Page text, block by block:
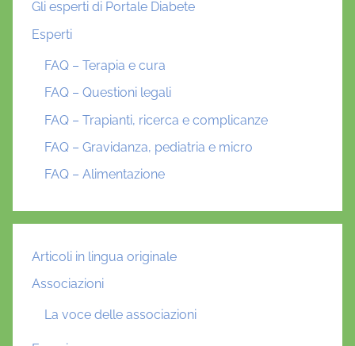
Gli esperti di Portale Diabete
Esperti
FAQ – Terapia e cura
FAQ – Questioni legali
FAQ – Trapianti, ricerca e complicanze
FAQ – Gravidanza, pediatria e micro
FAQ – Alimentazione
Articoli in lingua originale
Associazioni
La voce delle associazioni